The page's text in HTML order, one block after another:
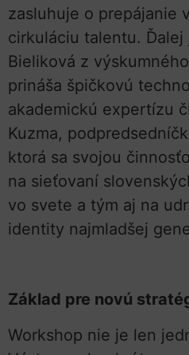
zasluhuje o prepájanie
cirkuláciu talentu.
Bieliková z
prináša špičkovú
akademickú expertízu
Kuzma,
ktorá sa svojou
na sieťovaní
vo svete a tým aj na
identity najmladšej
Základ pre novú
Workshop nie je len